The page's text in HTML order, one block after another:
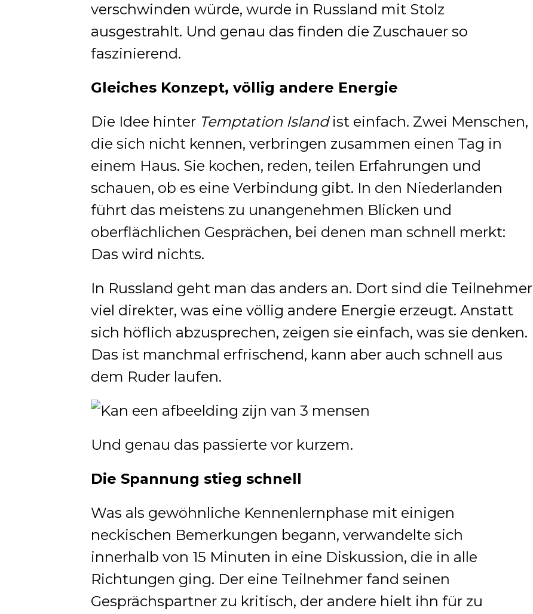
verschwinden würde, wurde in Russland mit Stolz
ausgestrahlt. Und genau das finden die Zuschauer so
faszinierend.
Gleiches Konzept, völlig andere Energie
Die Idee hinter Temptation Islandist einfach. Zwei Menschen,
die sich nicht kennen, verbringen zusammen einen Tag in
einem Haus. Sie kochen, reden, teilen Erfahrungen und
schauen, ob es eine Verbindung gibt. In den Niederlanden
führt das meistens zu unangenehmen Blicken und
oberflächlichen Gesprächen, bei denen man schnell merkt:
Das wird nichts.
In Russland geht man das anders an. Dort sind die Teilnehmer
viel direkter, was eine völlig andere Energie erzeugt. Anstatt
sich höflich abzusprechen, zeigen sie einfach, was sie denken.
Das ist manchmal erfrischend, kann aber auch schnell aus
dem Ruder laufen.
Und genau das passierte vor kurzem.
Die Spannung stieg schnell
Was als gewöhnliche Kennenlernphase mit einigen
neckischen Bemerkungen begann, verwandelte sich
innerhalb von 15 Minuten in eine Diskussion, die in alle
Richtungen ging. Der eine Teilnehmer fand seinen
Gesprächspartner zu kritisch, der andere hielt ihn für zu